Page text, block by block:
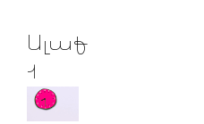
Սլաք
1